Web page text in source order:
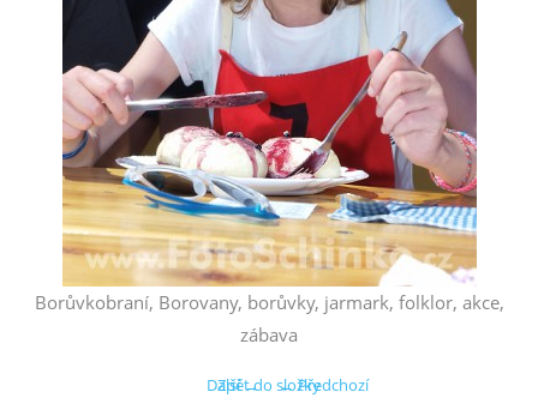
Borůvkobraní, Borovany, borůvky, jarmark, folklor, akce,
zábava
← Předchozí
Další →
Zpět do složky